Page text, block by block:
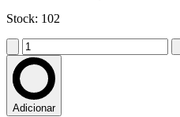
Stock: 102
Adicionar